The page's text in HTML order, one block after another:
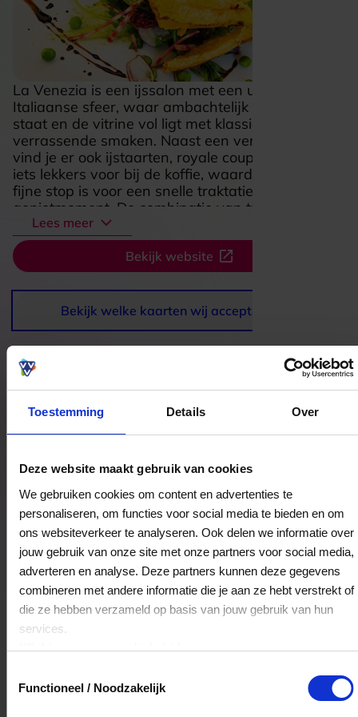
Toestemming Details Over
Deze website maakt gebruik van cookies
We gebruiken cookies om content en advertenties te
personaliseren, om functies voor social media te bieden en om
ons websiteverkeer te analyseren. Ook delen we informatie over
jouw gebruik van onze site met onze partners voor social media,
adverteren en analyse. Deze partners kunnen deze gegevens
combineren met andere informatie die je aan ze hebt verstrekt of
die ze hebben verzameld op basis van jouw gebruik van hun
services.
Klikhiervoor ons cookiebeleid.
Functioneel / Noodzakelijk
La Venezia is een ijssalon met een uitgesproken
Italiaanse sfeer, waar ambachtelijk ijs centraal
staat en de vitrine vol ligt met klassieke én
verrassende smaken. Naast een vers schepijsje
vind je er ook ijstaarten, royale coupe-opties en
iets lekkers voor bij de koffie, waardoor het een
fijne stop is voor een snelle traktatie én een rustig
genietmoment. De combinatie van traditioneel
vakmanschap, veel keuze en een uitnodigende,
toegankelijke setting maakt La Venezia
aantrekkelijk voor families, dagjesmensen en
iedereen die zin heeft in iets fris en echt lekker.
Lees meer
Bekijk website
Bekijk welke kaarten wij accepteren
Bestedingslocaties
La Venezia
Wilhelminalaan 22
5953HB Reuver
Veelgestelde Vragen
Ja, je mag het saldo van je VVV